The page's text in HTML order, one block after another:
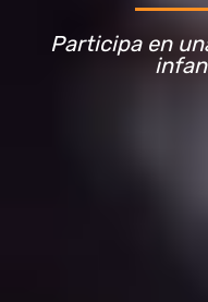
Participa en